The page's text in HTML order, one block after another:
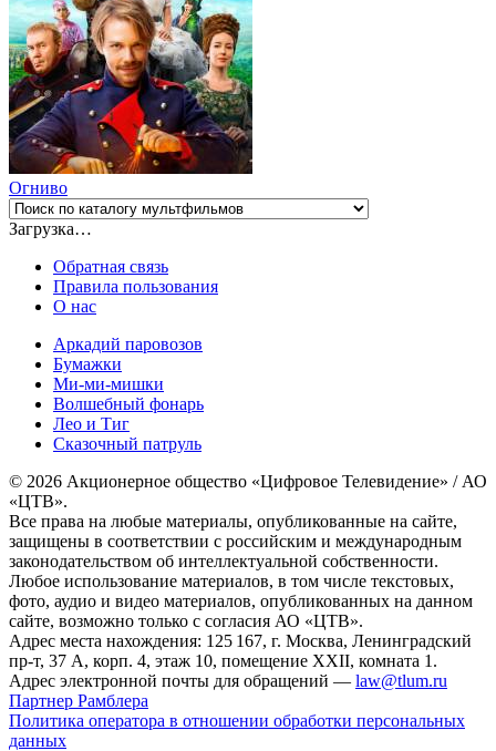
Огниво
Загрузка…
Обратная связь
Правила пользования
О нас
Аркадий паровозов
Бумажки
Ми-ми-мишки
Волшебный фонарь
Лео и Тиг
Сказочный патруль
© 2026 Акционерное общество «Цифровое Телевидение» / АО
«ЦТВ».
Все права на любые материалы, опубликованные на сайте,
защищены в соответствии с российским и международным
законодательством об интеллектуальной собственности.
Любое использование материалов, в том числе текстовых,
фото, аудио и видео материалов, опубликованных на данном
сайте, возможно только с согласия АО «ЦТВ».
Адрес места нахождения: 125 167, г. Москва, Ленинградский
пр-т, 37 А, корп. 4, этаж 10, помещение XXII, комната 1.
Адрес электронной почты для обращений — law@tlum.ru
Партнер Рамблера
Политика оператора в отношении обработки персональных
данных